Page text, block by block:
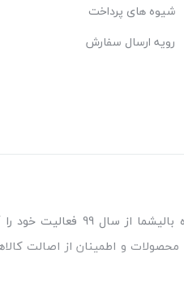
شیوه های پرداخت
رویه ارسال سفارش
مطمئن‌ترین مرجع خرید کالای
و اطمینان از اصالت